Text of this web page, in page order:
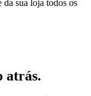
sua loja todos os
atrás.